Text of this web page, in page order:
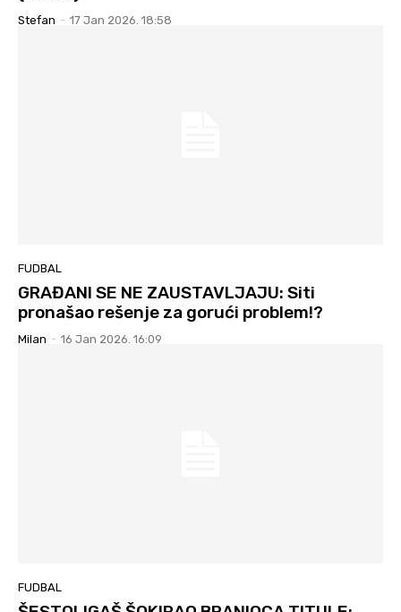
Stefan - 17 Jan 2026. 18:58
FUDBAL
GRAĐANI SE NE ZAUSTAVLJAJU: Siti
pronašao rešenje za gorući problem!?
Milan - 16 Jan 2026. 16:09
FUDBAL